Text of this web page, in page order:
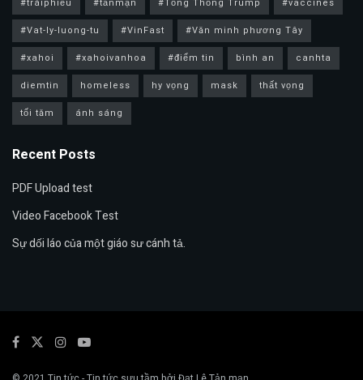
#Vat-ly-luong-tu
#VinFast
#Văn minh phương Tây
#xahoi
#xahoivanhoa #điểm tin bình an
canhta
diemtin
homeless hy vọng mask
thất vọng
tối tăm
ánh sáng
Recent Posts
PDF Upload test
Video Facebook Test
Sự dối láo của một giáo sư cánh tả.